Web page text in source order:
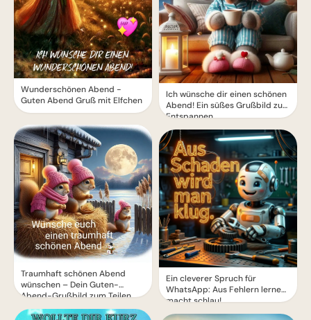
Wunderschönen Abend -
Guten Abend Gruß mit Elfchen
Traumhaft schönen Abend
wünschen – Dein Guten-
Abend-Grußbild zum Teilen
Ich wünsche dir einen schönen
Abend! Ein süßes Grußbild zum
Entspannen
Ein cleverer Spruch für
WhatsApp: Aus Fehlern lernen
macht schlau!